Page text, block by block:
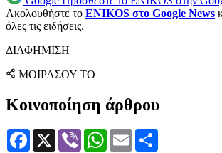
Ακολουθήστε το ENIKOS στο Google News
όλες τις ειδήσεις.
ΔΙΑΦΗΜΙΣΗ
ΜΟΙΡΑΣΟΥ ΤΟ
Κοινοποίηση άρθρου
Facebook
X Viber WhatsApp
Email